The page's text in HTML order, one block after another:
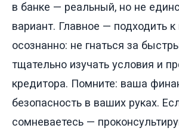
в банке — реальный, но не
вариант. Главное — подходить к
осознанно: не гнаться за
тщательно изучать условия и
кредитора. Помните: ваша
безопасность в ваших руках.
сомневаетесь —